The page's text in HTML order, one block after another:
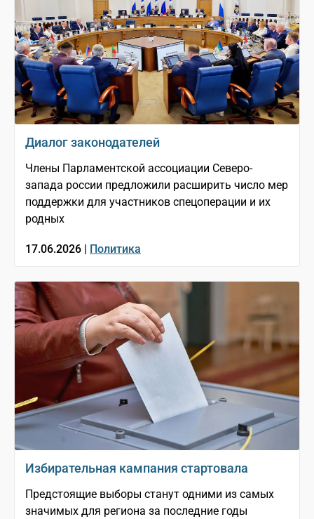
Диалог законодателей
Члены Парламентской ассоциации Северо-
запада россии предложили расширить число мер
поддержки для участников спецоперации и их
родных
17.06.2026 | Политика
Избирательная кампания стартовала
Предстоящие выборы станут одними из самых
значимых для региона за последние годы